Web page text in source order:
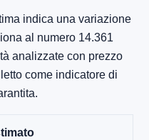
indica una variazione
al numero 14.361
analizzate con prezzo
come indicatore di